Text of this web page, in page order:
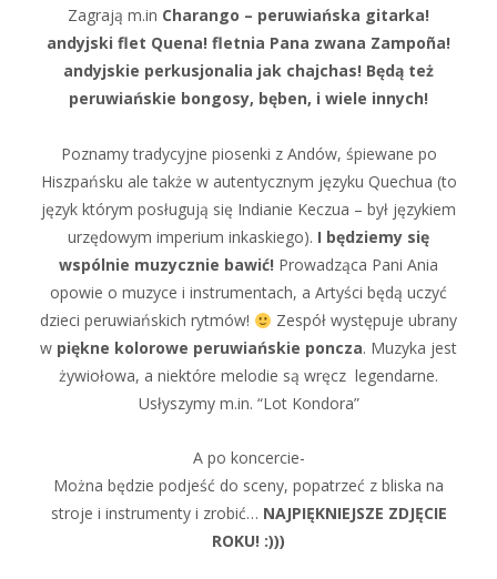
Zagrają m.in Charango – peruwiańska gitarka!
andyjski flet Quena! fletnia Pana zwana Zampoña!
andyjskie perkusjonalia jak chajchas! Będą też
peruwiańskie bongosy, bęben, i wiele innych!
Poznamy tradycyjne piosenki z Andów, śpiewane po
Hiszpańsku ale także w autentycznym języku Quechua (to
język którym posługują się Indianie Keczua – był językiem
urzędowym imperium inkaskiego). I będziemy się
wspólnie muzycznie bawić! Prowadząca Pani Ania
opowie o muzyce i instrumentach, a Artyści będą uczyć
dzieci peruwiańskich rytmów!
Zespół występuje ubrany
w piękne kolorowe peruwiańskie poncza. Muzyka jest
żywiołowa, a niektóre melodie są wręcz legendarne.
Usłyszymy m.in. “Lot Kondora”
A po koncercie-
Można będzie podjeść do sceny, popatrzeć z bliska na
stroje i instrumenty i zrobić… NAJPIĘKNIEJSZE ZDJĘCIE
ROKU! :)))